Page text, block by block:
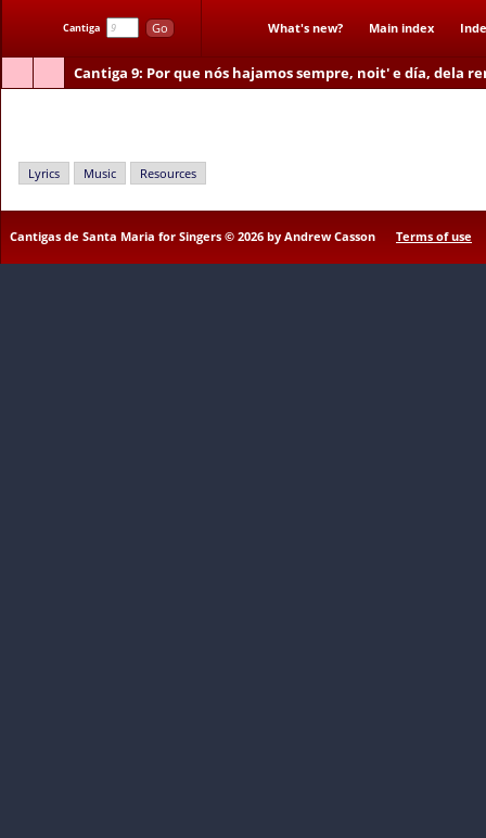
Cantiga Go What's new? Main index
Cantiga 9: Por que nós hajamos sempre, noit' e día, dela
Lyrics Music Resources
Cantigas de Santa Maria for Singers © 2026 by Andrew Casson Terms of use